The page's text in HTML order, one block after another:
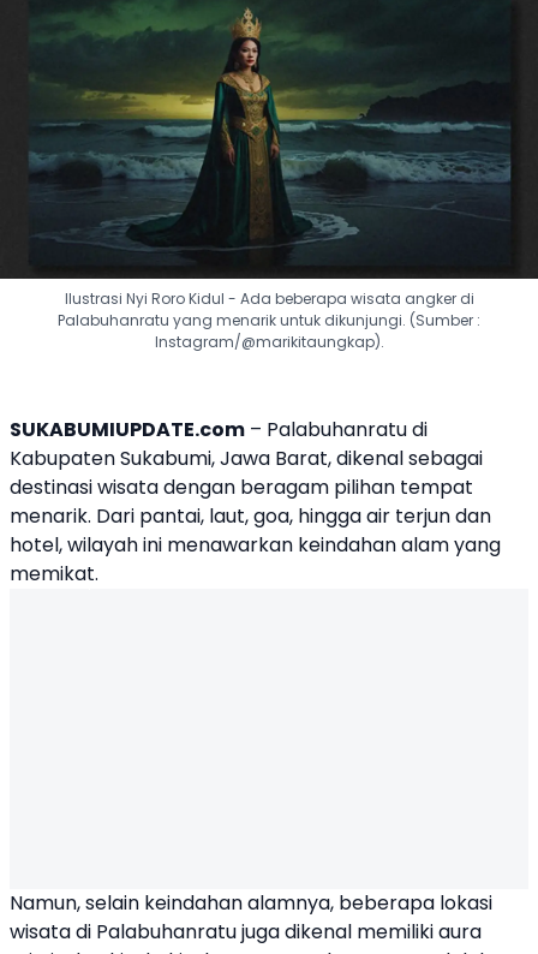
Ilustrasi Nyi Roro Kidul - Ada beberapa wisata angker di
Palabuhanratu yang menarik untuk dikunjungi. (Sumber :
Instagram/@marikitaungkap).
SUKABUMIUPDATE.com – Palabuhanratu di
Kabupaten Sukabumi, Jawa Barat, dikenal sebagai
destinasi wisata dengan beragam pilihan tempat
menarik. Dari pantai, laut, goa, hingga air terjun dan
hotel, wilayah ini menawarkan keindahan alam yang
memikat.
Namun, selain keindahan alamnya, beberapa lokasi
wisata di Palabuhanratu juga dikenal memiliki aura